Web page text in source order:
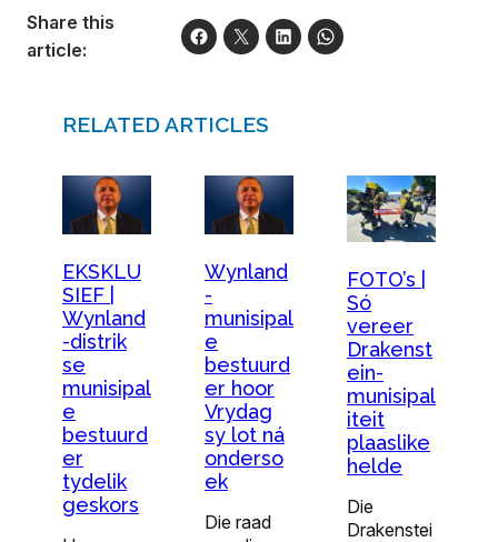
Share this
article:
RELATED ARTICLES
EKSKLU
SIEF |
Wynland
-distrik
se
munisipal
e
bestuurd
er
tydelik
geskors
Wynland
-
munisipal
e
bestuurd
er hoor
Vrydag
sy lot ná
onderso
ek
Die raad
FOTO’s |
Só
vereer
Drakenst
ein-
munisipal
iteit
plaaslike
helde
Die
Drakenstei